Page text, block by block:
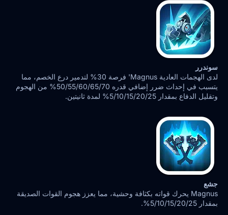
سوندرر
لدى الهجمات العادية Magnus' فرصة 30% لتدمير درع الخصم، مما
يتسبب في إحداث ضرر إضافي قدره 50/55/60/65/70% من الهجوم
وتقليل الدفاع بمقدار 5/10/15/20/25% لمدة ثانيتين.
جشع
Magnus يحرك قواته بكثافة وحشية، مما يعزز هجوم القوات الصديقة
بمقدار 5/10/15/20/25%.